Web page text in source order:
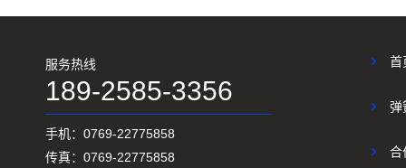
新手调试压簧机时要会什么技...
小小的弹簧，我们要做好真的...
弹簧基础知识
服务热线
189-2585-3356
手机：0769-22775858
传真：0769-22775858
首
弹
合